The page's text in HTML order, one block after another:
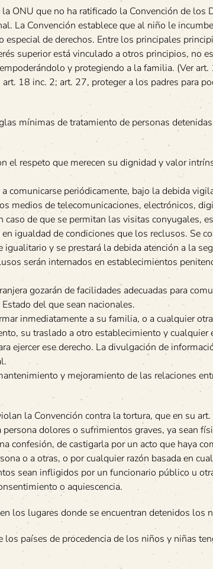
ONU que no ha ratificado la Convención de los
La Convención establece que al niño le
de derechos. Entre los principales
superior está vinculado a otros principios, no
y protegiendo a la familia. (Ver
18 inc. 2; art. 27, proteger a los padres para
mínimas de tratamiento de personas
el respeto que merecen su dignidad y valor
comunicarse periódicamente, bajo la debida
medios de telecomunicaciones, electrónicos,
de que se permitan las visitas conyugales,
igualdad de condiciones que los reclusos. Se
y se prestará la debida atención a la
serán internados en establecimientos
gozarán de facilidades adecuadas para
del que sean nacionales.
inmediatamente a su familia, o a cualquier
su traslado a otro establecimiento y cualquier
ejercer ese derecho. La divulgación de
y mejoramiento de las relaciones
la Convención contra la tortura, que en su
dolores o sufrimientos graves, ya sean
confesión, de castigarla por un acto que haya
o a otras, o por cualquier razón basada en
sean infligidos por un funcionario público u
o aquiescencia.
los lugares donde se encuentran detenidos los
países de procedencia de los niños y niñas